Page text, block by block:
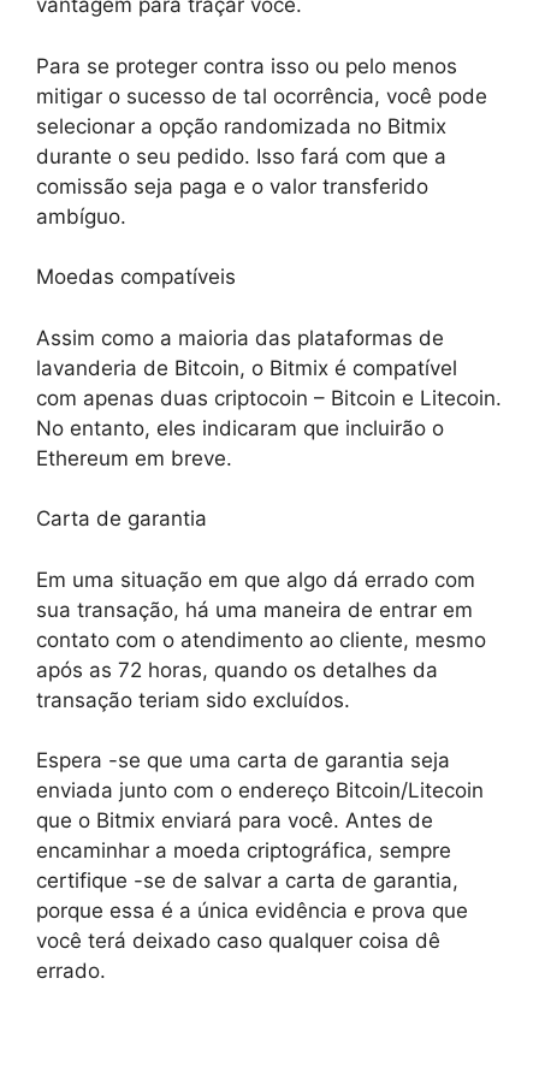
vantagem para traçar você.
Para se proteger contra isso ou pelo menos
mitigar o sucesso de tal ocorrência, você pode
selecionar a opção randomizada no Bitmix
durante o seu pedido. Isso fará com que a
comissão seja paga e o valor transferido
ambíguo.
Moedas compatíveis
Assim como a maioria das plataformas de
lavanderia de Bitcoin, o Bitmix é compatível
com apenas duas criptocoin – Bitcoin e Litecoin.
No entanto, eles indicaram que incluirão o
Ethereum em breve.
Carta de garantia
Em uma situação em que algo dá errado com
sua transação, há uma maneira de entrar em
contato com o atendimento ao cliente, mesmo
após as 72 horas, quando os detalhes da
transação teriam sido excluídos.
Espera -se que uma carta de garantia seja
enviada junto com o endereço Bitcoin/Litecoin
que o Bitmix enviará para você. Antes de
encaminhar a moeda criptográfica, sempre
certifique -se de salvar a carta de garantia,
porque essa é a única evidência e prova que
você terá deixado caso qualquer coisa dê
errado.